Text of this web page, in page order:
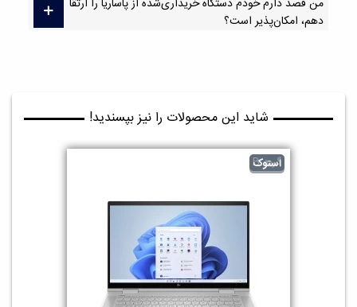
من قصد دارم خودم دستگاه خریداری‌شده از پاساریا را ارتقا
دهم، امکان‌پذیر است؟
شاید این محصولات را نیز بپسندید!
گرید B
استوک